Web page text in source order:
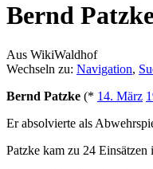
Bernd
Aus WikiWaldhof
Wechseln zu: Navigation,
Bernd Patzke (* 14. März
Er absolvierte als
Patzke kam zu 24 Einsätzen